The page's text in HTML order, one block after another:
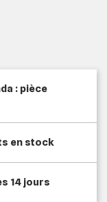
: pièce
en stock
14 jours